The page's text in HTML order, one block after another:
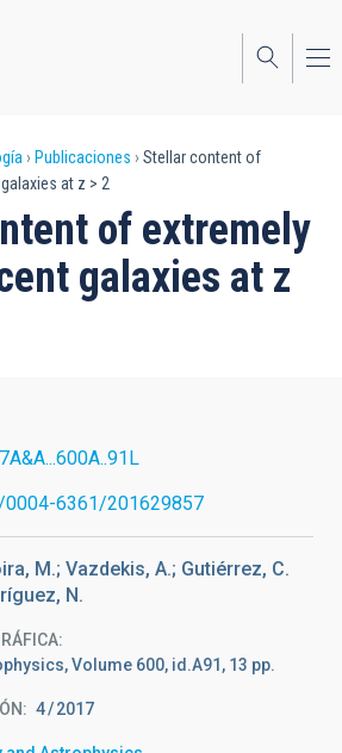
Publicaciones
Stellar content of
at z > 2
of extremely
galaxies at z
0004-6361/201629857
M.; Vazdekis, A.; Gutiérrez, C.
N.
Volume 600, id.A91, 13 pp.
4 2017